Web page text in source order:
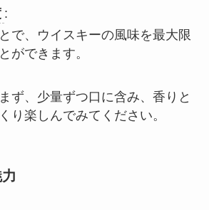
:
で、ウイスキーの風味を最大限
ができます。
ず、少量ずつ口に含み、香りと
り楽しんでみてください。